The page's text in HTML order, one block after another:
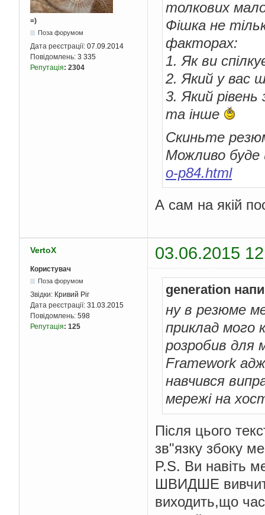
=)
Поза форумом
Дата реєстрації: 07.09.2014
Повідомлень: 3 335
Репутація: 2304
толкових
Фішка не
факторах:
1. Як ви
2. Який у вас
3. Який
та інше
Скиньте
Можливо буде
o-p84.html
А сам на якiй
VertoX 03.06.2015
Користувач
Поза форумом
Звідки: Кривий Ріг
Дата реєстрації: 31.03.2015
Повідомлень: 598
Репутація: 125
generation
ну в резюме
приклад мого
розробив для
Framework
навчився
мережі на
Після цього
зв"язку збоку
P.S. Ви навіть
ШВИДШЕ
виходить,що